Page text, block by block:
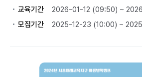
교육기간
2026-01-12 (09:50) ~
모집기간
2025-12-23 (10:00) ~